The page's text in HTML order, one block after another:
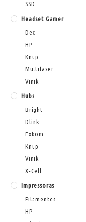
SSD
Headset Gamer
Dex
HP
Knup
Multilaser
Vinik
Hubs
Bright
Dlink
Exbom
Knup
Vinik
X-Cell
Impressoras
Filamentos
HP